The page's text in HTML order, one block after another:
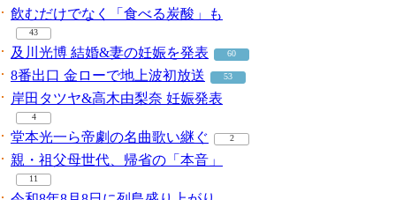
飲むだけでなく「食べる炭酸」も
43
及川光博 結婚&妻の妊娠を発表 60
8番出口 金ローで地上波初放送 53
岸田タツヤ&高木由梨奈 妊娠発表
4
堂本光一ら帝劇の名曲歌い継ぐ 2
親・祖父母世代、帰省の「本音」
11